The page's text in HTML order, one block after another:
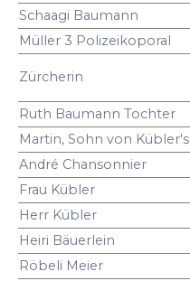
Schaagi Baumann
Müller 3 Polizeikoporal
Zürcherin
Ruth Baumann Tochter
Martin, Sohn von Kübler's
André Chansonnier
Frau Kübler
Herr Kübler
Heiri Bäuerlein
Röbeli Meier